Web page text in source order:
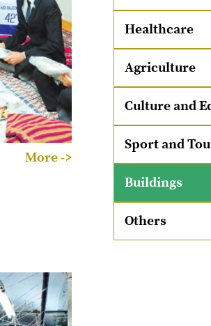
More ->
Healthcare
Agriculture
Culture and
Sport and
Buildings
Others